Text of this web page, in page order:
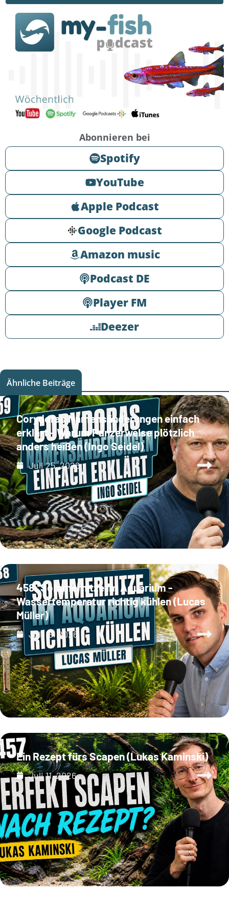
Abonnieren bei
Spotify
YouTube
Apple Podcast
Google Podcast
Amazon music
Podcast DE
Player FM
Deezer
Ähnliche Beiträge
Corydoras Namensänderungen einfach
erklärt - Warum Panzerwelse plötzlich
anders heißen (Ingo Seidel)
Juli 25, 2026
458: Sommerhitze im Aquarium -
Wassertemperatur richtig kühlen (Lucas
Müller)
Juli 18, 2026
Ein Rezept fürs Scapen (Lukas Kaminski)
Juli 11, 2026